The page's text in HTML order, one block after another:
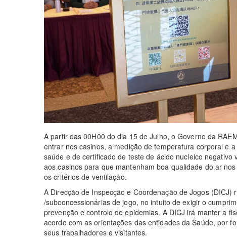
A partir das 00H00 do dia 15 de Julho, o Governo da
entrar nos casinos, a medição de temperatura corporal e
saúde e de certificado de teste de ácido nucleico
aos casinos para que mantenham boa qualidade do ar
os critérios de ventilação.
A Direcção de Inspecção e Coordenação de Jogos (DICJ)
/subconcessionárias de jogo, no intuito de exigir o
prevenção e controlo de epidemias. A DICJ irá manter a
acordo com as orientações das entidades da Saúde, por
seus trabalhadores e visitantes.